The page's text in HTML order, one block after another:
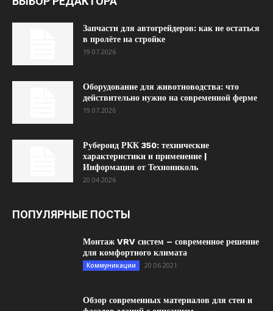
Запчасти для автогрейдеров: как не остаться
в пролёте на стройке
19.07.2026
Оборудование для животноводства: что
действительно нужно на современной ферме
19.07.2026
Рубероид РКК 350: технические
характеристики и применение |
Информация от Технониколь
20.04.2026
ПОПУЛЯРНЫЕ ПОСТЫ
Монтаж VRV систем – современное решение
для комфортного климата
Коммуникации 20.06.2021
Обзор современных материалов для стен и